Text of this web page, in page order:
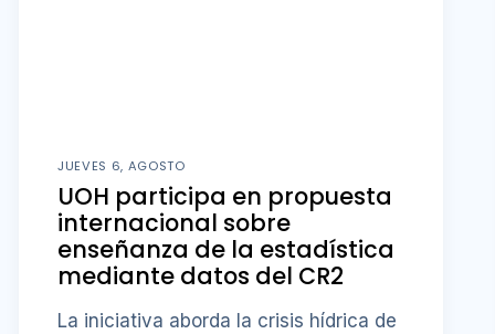
JUEVES 6, AGOSTO
UOH participa en propuesta
internacional sobre
enseñanza de la estadística
mediante datos del CR2
La iniciativa aborda la crisis hídrica de